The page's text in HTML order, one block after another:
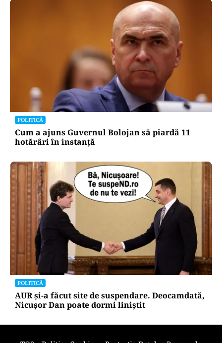
POLITICĂ
Cum a ajuns Guvernul Bolojan să piardă 11
hotărâri în instanță
POLITICĂ
AUR și-a făcut site de suspendare. Deocamdată,
Nicușor Dan poate dormi liniștit